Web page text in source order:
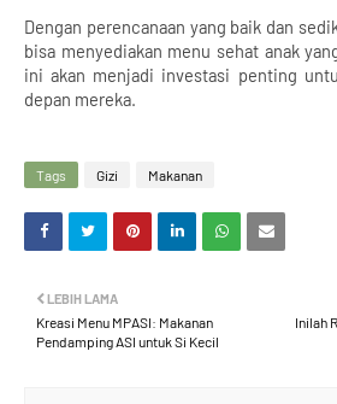
Dengan perencanaan yang baik dan
bisa menyediakan menu sehat anak
ini akan menjadi investasi penting
depan mereka.
Tags Gizi Makanan
Inilah
LEBIH LAMA
Kreasi Menu MPASI: Makanan
Pendamping ASI untuk Si Kecil